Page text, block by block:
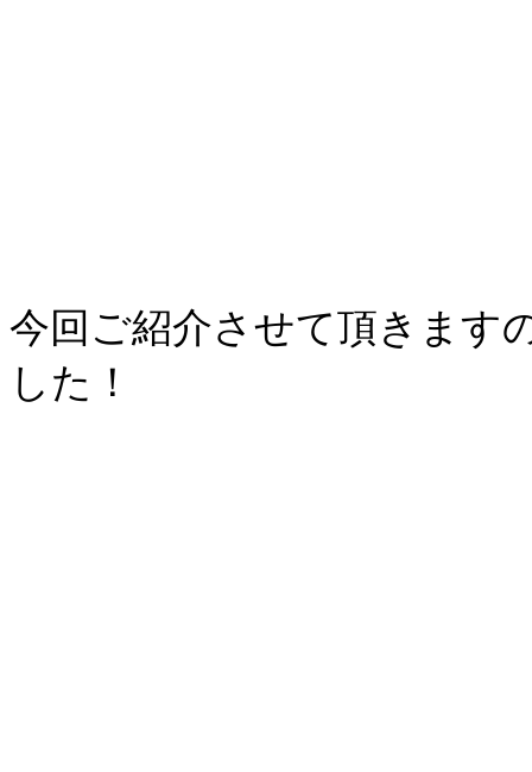
今回ご紹介させて頂きます
した！